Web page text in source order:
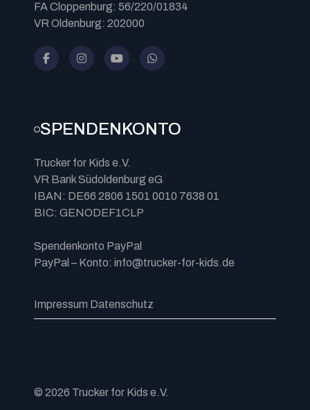
FA Cloppenburg: 56/220/01834
VR Oldenburg: 202000
SPENDENKONTO
Trucker for Kids e.V.
VR Bank Südoldenburg eG
IBAN: DE66 2806 1501 0010 7638 01
BIC: GENODEF1CLP
Spendenkonto PayPal
PayPal – Konto: info@trucker-for-kids.de
Impressum Datenschutz
© 2026 Trucker for Kids e.V.